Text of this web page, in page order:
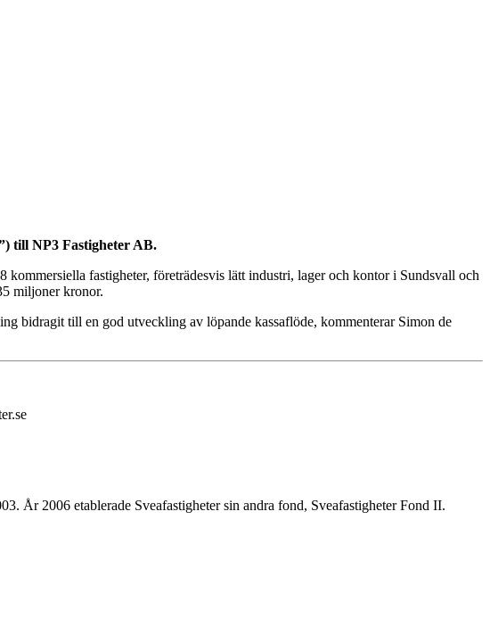
till NP3 Fastigheter AB.
fastigheter, företrädesvis lätt industri, lager och kontor i Sundsvall och
miljoner kronor.
bidragit till en god utveckling av löpande kassaflöde, kommenterar Simon de
År 2006 etablerade Sveafastigheter sin andra fond, Sveafastigheter Fond II.